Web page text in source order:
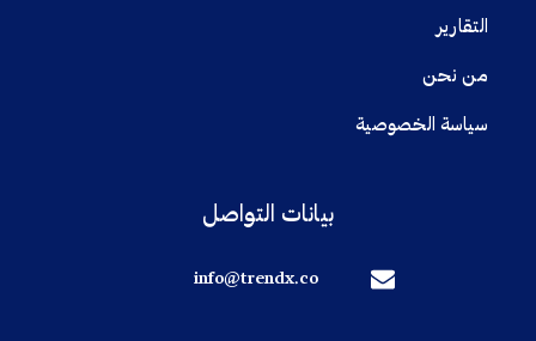
التقارير
من نحن
سياسة الخصوصية
بيانات التواصل
info@trendx.co